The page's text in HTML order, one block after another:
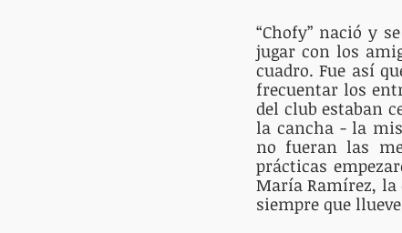
“Chofy” nació y
jugar con los
cuadro. Fue así
frecuentar los
del club estaban
la cancha - la
no fueran las
prácticas
María Ramírez, la
siempre que